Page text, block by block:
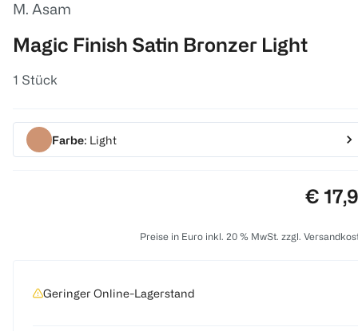
M. Asam
Magic Finish Satin Bronzer Light
1 Stück
Farbe: Light
Preis:
€
Preise in Euro inkl. 20 % MwSt. zzgl.
Geringer Online-Lagerstand